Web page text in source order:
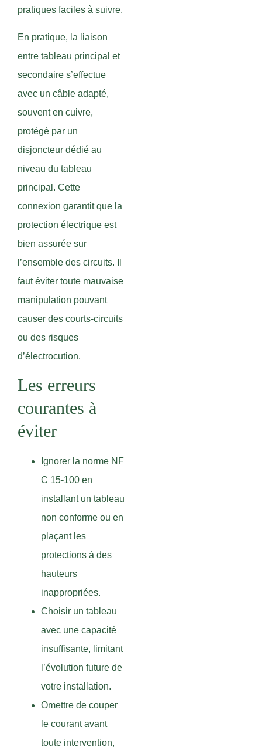
pratiques faciles à suivre.
En pratique, la liaison
entre tableau principal et
secondaire s’effectue
avec un câble adapté,
souvent en cuivre,
protégé par un
disjoncteur dédié au
niveau du tableau
principal. Cette
connexion garantit que la
protection électrique est
bien assurée sur
l’ensemble des circuits. Il
faut éviter toute mauvaise
manipulation pouvant
causer des courts-circuits
ou des risques
d’électrocution.
Les erreurs
courantes à
éviter
Ignorer la norme NF
C 15-100 en
installant un tableau
non conforme ou en
plaçant les
protections à des
hauteurs
inappropriées.
Choisir un tableau
avec une capacité
insuffisante, limitant
l’évolution future de
votre installation.
Omettre de couper
le courant avant
toute intervention,